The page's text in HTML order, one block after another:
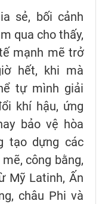
sẻ, bối cảnh
qua cho thấy,
mạnh mẽ trở
hết, khi mà
tự mình giải
khí hậu, ứng
bảo vệ hòa
tạo dựng các
công bằng,
Mỹ Latinh, Ấn
châu Phi và